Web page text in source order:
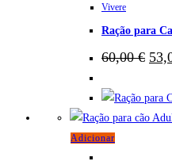
Vivere
Ração para
60,00€ O
era:
Adicionar